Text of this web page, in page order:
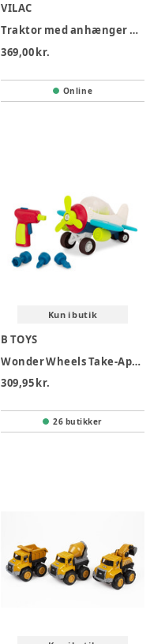
VILAC
Traktor med anhænger og stabledyr
369,00 kr.
Online
Kun i butik
B TOYS
Wonder Wheels Take-Apart Fly
309,95 kr.
26 butikker